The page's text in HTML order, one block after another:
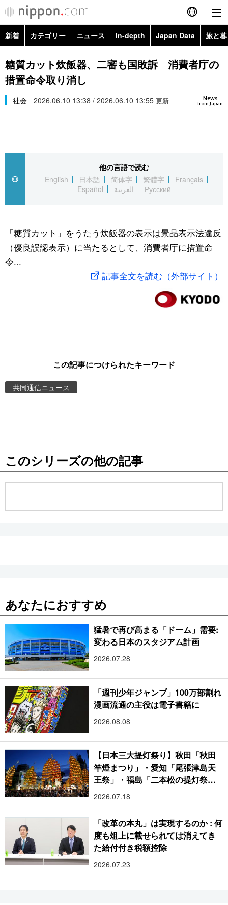
English
简体字
Русский
カテゴリー
経済・ビジネス
国際
文化
トップ
アーカイブ
In-depth
Japan Data
動画/Live
People
新着 カテゴリー ニュース In-depth Japan Data 旅と
政治・外交
経済・ビジネス
スポーツ・東京2020
Topics
糖質カット炊飯器、二審も国敗訴 消費者庁の
措置命令取り消し
News
from Japan
社会 2026.06.10 13:38 / 2026.06.10 13:55 更新
他の言語で読む
English
日本語 简体字 繁體字
Français
Español
العربية Русский
「糖質カット」をうたう炊飯器の表示は景品表示法違反
（優良誤認表示）に当たるとして、消費者庁に措置命
令...
記事全文を読む（外部サイト）
この記事につけられたキーワード
共同通信ニュース
このシリーズの他の記事
あなたにおすすめ
猛暑で再び高まる「ドーム」需要:
変わる日本のスタジアム計画
2026.07.28
「週刊少年ジャンプ」100万部割れ
漫画流通の主役は電子書籍に
2026.08.08
【日本三大提灯祭り】秋田「秋田
竿燈まつり」・愛知「尾張津島天
王祭」・福島「二本松の提灯祭
り」:おびただしい灯火が夜空を照
2026.07.18
「改革の本丸」は実現するのか : 何
度も俎上に載せられては消えてき
た給付付き税額控除
2026.07.23